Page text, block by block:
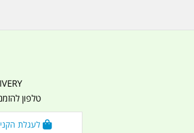
טלפון להזמנות: 052-